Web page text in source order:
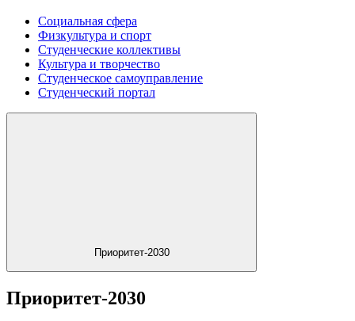
Социальная сфера
Физкультура и спорт
Студенческие коллективы
Культура и творчество
Студенческое самоуправление
Студенческий портал
Приоритет-2030
Приоритет-2030